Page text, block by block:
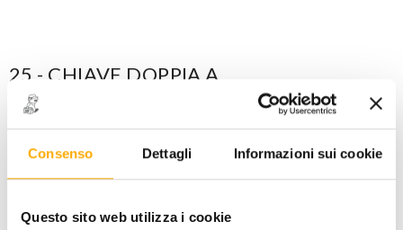
Consenso Dettagli Informazioni sui cookie
Questo sito web utilizza i cookie
25 - CHIAVE DOPPIA A
CRICCHETTO mm 14x15
Maggiori dettagli